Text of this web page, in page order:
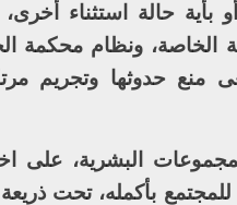
بأية حالة استثناء أخرى،
الخاصة، ونظام محكمة
منع حدوثها وتجريم
البشرية، على
بأكمله، تحت